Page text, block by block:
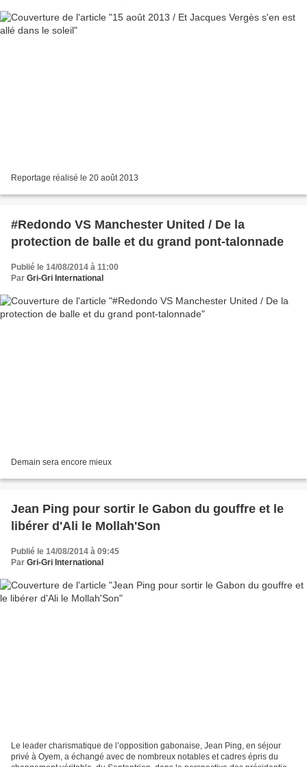
Reportage réalisé le 20 août 2013
#Redondo VS Manchester United / De la
protection de balle et du grand pont-talonnade
Publié le 14/08/2014 à 11:00
Par Gri-Gri International
Demain sera encore mieux
Jean Ping pour sortir le Gabon du gouffre et le
libérer d'Ali le Mollah'Son
Publié le 14/08/2014 à 09:45
Par Gri-Gri International
Le leader charismatique de l’opposition gabonaise, Jean Ping, en séjour
privé à Oyem, a échangé avec de nombreux notables et cadres épris du